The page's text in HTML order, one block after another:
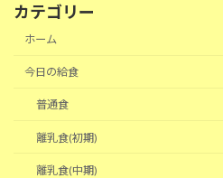
カテゴリー
ホーム
今日の給食
普通食
離乳食(初期)
離乳食(中期)